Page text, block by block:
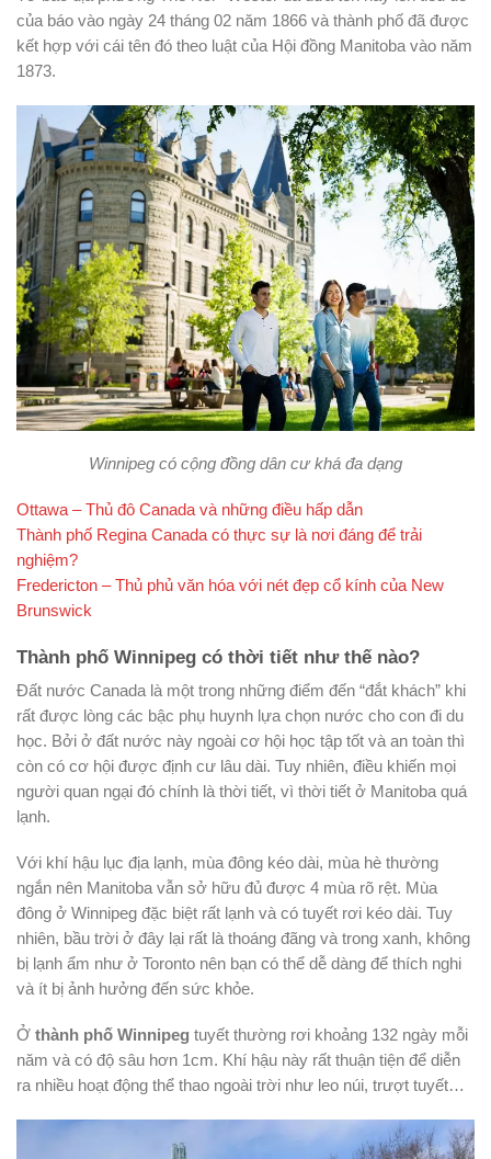
của báo vào ngày 24 tháng 02 năm 1866 và thành phố đã được
kết hợp với cái tên đó theo luật của Hội đồng Manitoba vào năm
1873.
Winnipeg có cộng đồng dân cư khá đa dạng
Ottawa – Thủ đô Canada và những điều hấp dẫn
Thành phố Regina Canada có thực sự là nơi đáng để trải
nghiệm?
Fredericton – Thủ phủ văn hóa với nét đẹp cổ kính của New
Brunswick
Thành phố Winnipeg có thời tiết như thế nào?
Đất nước Canada là một trong những điểm đến “đắt khách” khi
rất được lòng các bậc phụ huynh lựa chọn nước cho con đi du
học. Bởi ở đất nước này ngoài cơ hội học tập tốt và an toàn thì
còn có cơ hội được định cư lâu dài. Tuy nhiên, điều khiến mọi
người quan ngại đó chính là thời tiết, vì thời tiết ở Manitoba quá
lạnh.
Với khí hậu lục địa lạnh, mùa đông kéo dài, mùa hè thường
ngắn nên Manitoba vẫn sở hữu đủ được 4 mùa rõ rệt. Mùa
đông ở Winnipeg đặc biệt rất lạnh và có tuyết rơi kéo dài. Tuy
nhiên, bầu trời ở đây lại rất là thoáng đãng và trong xanh, không
bị lạnh ẩm như ở Toronto nên bạn có thể dễ dàng để thích nghi
và ít bị ảnh hưởng đến sức khỏe.
Ở thành phố Winnipeg tuyết thường rơi khoảng 132 ngày mỗi
năm và có độ sâu hơn 1cm. Khí hậu này rất thuận tiện để diễn
ra nhiều hoạt động thể thao ngoài trời như leo núi, trượt tuyết…